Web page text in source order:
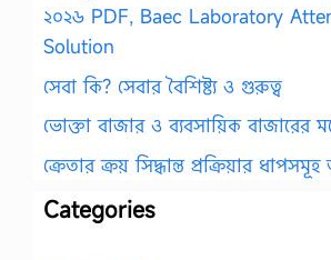
২০২৬ PDF, Baec Laboratory
Solution
সেবা কি? সেবার বৈশিষ্ট্য ও গুরুত্ব
ভোক্তা বাজার ও ব্যবসায়িক বাজারের
ক্রেতার ক্রয় সিদ্ধান্ত প্রক্রিয়ার
Categories